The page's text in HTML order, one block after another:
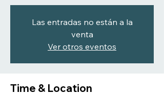
Las entradas no están a la
venta
Ver otros eventos
Time & Location